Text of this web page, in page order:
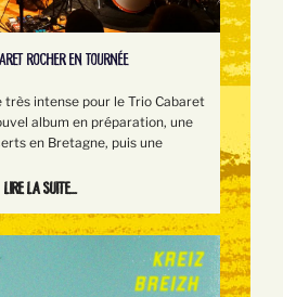
ROCHER EN TOURNÉE
très intense pour le Trio Cabaret
album en préparation, une
en Bretagne, puis une
Lire la suite...